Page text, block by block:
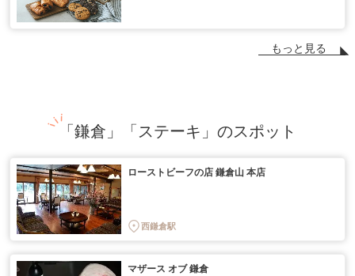
もっと見る
「鎌倉」「ステーキ」のスポット
ローストビーフの店 鎌倉山 本店
西鎌倉駅
マザース オブ 鎌倉